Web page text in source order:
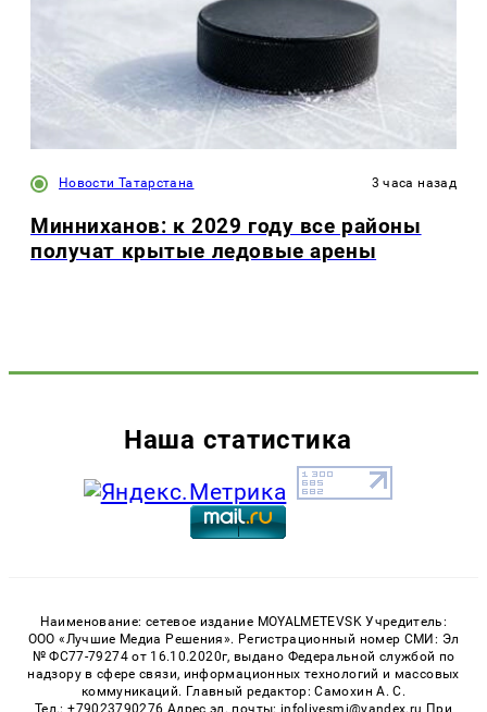
Новости Татарстана 3 часа назад
Минниханов: к 2029 году все районы
получат крытые ледовые арены
Наша статистика
Наименование: сетевое издание MOYALMETEVSK Учредитель:
ООО «Лучшие Медиа Решения». Регистрационный номер СМИ: Эл
№ ФС77-79274 от 16.10.2020г, выдано Федеральной службой по
надзору в сфере связи, информационных технологий и массовых
коммуникаций. Главный редактор: Самохин А. С.
Тел.: +79023790276 Адрес эл. почты: infolivesmi@yandex.ru При